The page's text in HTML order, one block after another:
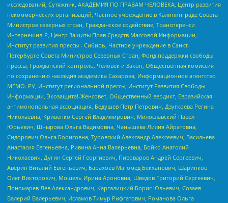
исследований, Сутяжник, АКАДЕМИЯ ПО ПРАВАМ ЧЕЛОВЕКА, Центр развития
некоммерческих организаций, Частное учреждение в Калининграде Совета
Министров северных стран, Гражданское содействие, Трансперенси
Интернешнл-Р, Центр Защиты Прав Средств Массовой Информации,
Институт развития прессы - Сибирь, Частное учреждение в Санкт-
Петербурге Совета Министров Северных Стран, Фонд поддержки свободы
прессы, Гражданский контроль, Человек и Закон, Общественная комиссия
по сохранению наследия академика Сахарова, Информационное агентство
МЕМО. РУ, Институт региональной прессы, Институт Развития Свободы
Информации, Экозащита!-Женсовет, Общественный вердикт, Евразийская
антимонопольная ассоциация, Бедушев Петр Петрович, Дзугкоева Регина
Николаевна, Кривенко Сергей Владимирович, Милославский Павел
Юрьевич, Шнырова Ольга Вадимовна, Чанышева Лилия Айратовна,
Сидорович Ольга Борисовна, Туровский Александр Алексеевич, Васильева
Анастасия Евгеньевна, Ривина Анна Валерьевна, Бойко Анатолий
Николаевич, Дугин Сергей Георгиевич, Пивоваров Андрей Сергеевич,
Аверин Виталий Евгеньевич, Барахоев Магомед Бекханович, Шарипков
Олег Викторович, Мошель Ирина Ароновна, Шведов Григорий Сергеевич,
Пономарев Лев Александрович, Каргалицкий Борис Юльевич, Созаев
Валерий Валерьевич, Исламов Тимур Рифгатович, Романова Ольга